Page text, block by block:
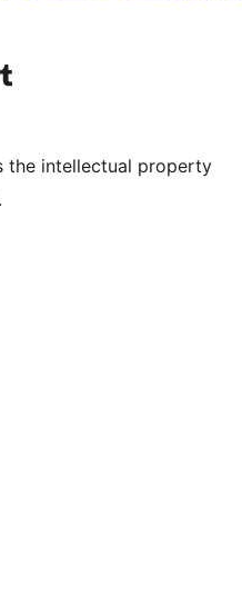
canal do YouTube
Acessar nossa conta no Tumblr
the intellectual property